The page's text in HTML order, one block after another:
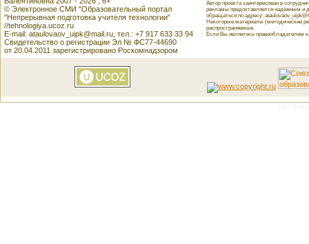
© Электронное СМИ "Образовательный портал
"Непрерывная подготовка учителя технологии"
//tehnologiya.ucoz.ru
E-mail: ataulovaov_uipk@mail.ru, тел.: +7 917 633 33 94
Свидетельство о регистрации Эл № ФС77-44690
от 20.04.2011 зарегистрировано Роскомнадзором
Автор проекта заинтересован в
рекламы предоставляется надёжным и
обращаться по адресу:
Некоторые материалы (методические
распространяемые.
Если Вы являетесь правообладателем